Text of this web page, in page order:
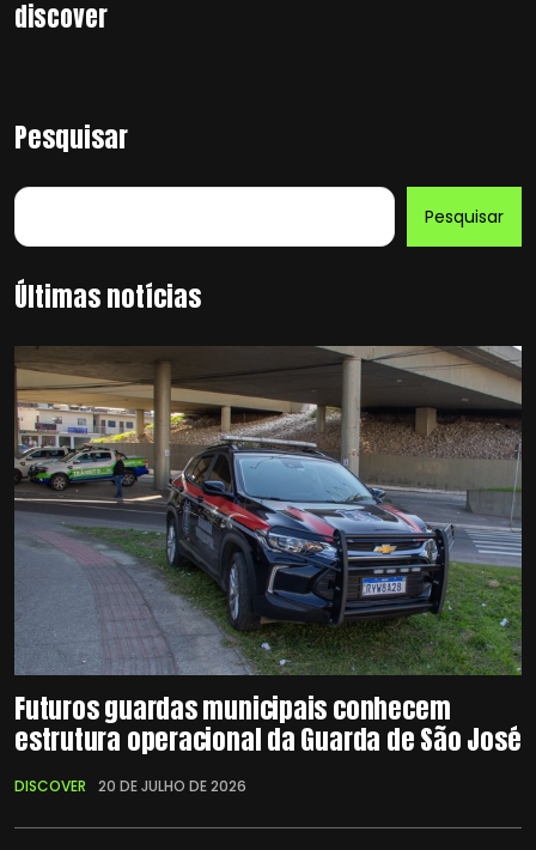
discover
Pesquisar
Pesquisar
Últimas notícias
Futuros guardas municipais conhecem
estrutura operacional da Guarda de São José
DISCOVER 20 DE JULHO DE 2026